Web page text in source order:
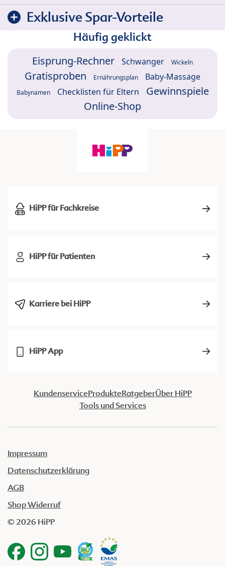
Exklusive Spar-Vorteile
Häufig geklickt
Eisprung-Rechner Schwanger Wickeln
Gratisproben Ernährungsplan Baby-Massage
Babynamen Checklisten für Eltern
Gewinnspiele
Online-Shop
HiPP für Fachkreise
HiPP für Patienten
Karriere bei HiPP
HiPP App
KundenserviceProdukteRatgeberÜber HiPP
Tools und Services
Impressum
Datenschutzerklärung
AGB
Shop Widerruf
© 2026 HiPP